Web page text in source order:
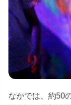
なかでは、約50